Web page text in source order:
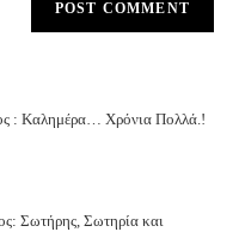
: Καλημέρα… Χρόνια Πολλά.!
Σωτήρης, Σωτηρία και